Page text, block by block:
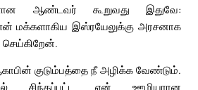
ஆண்டவர் கூறுவது இதுவே:
மக்களாகிய இஸ்ரயேலுக்கு அரசனாக
செய்கிறேன்.
குடும்பத்தை நீ அழிக்க வேண்டும்.
சிந்தப்பட்ட என் ஊழியரான